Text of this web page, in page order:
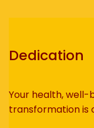
Dedication
Your health,
transformation is